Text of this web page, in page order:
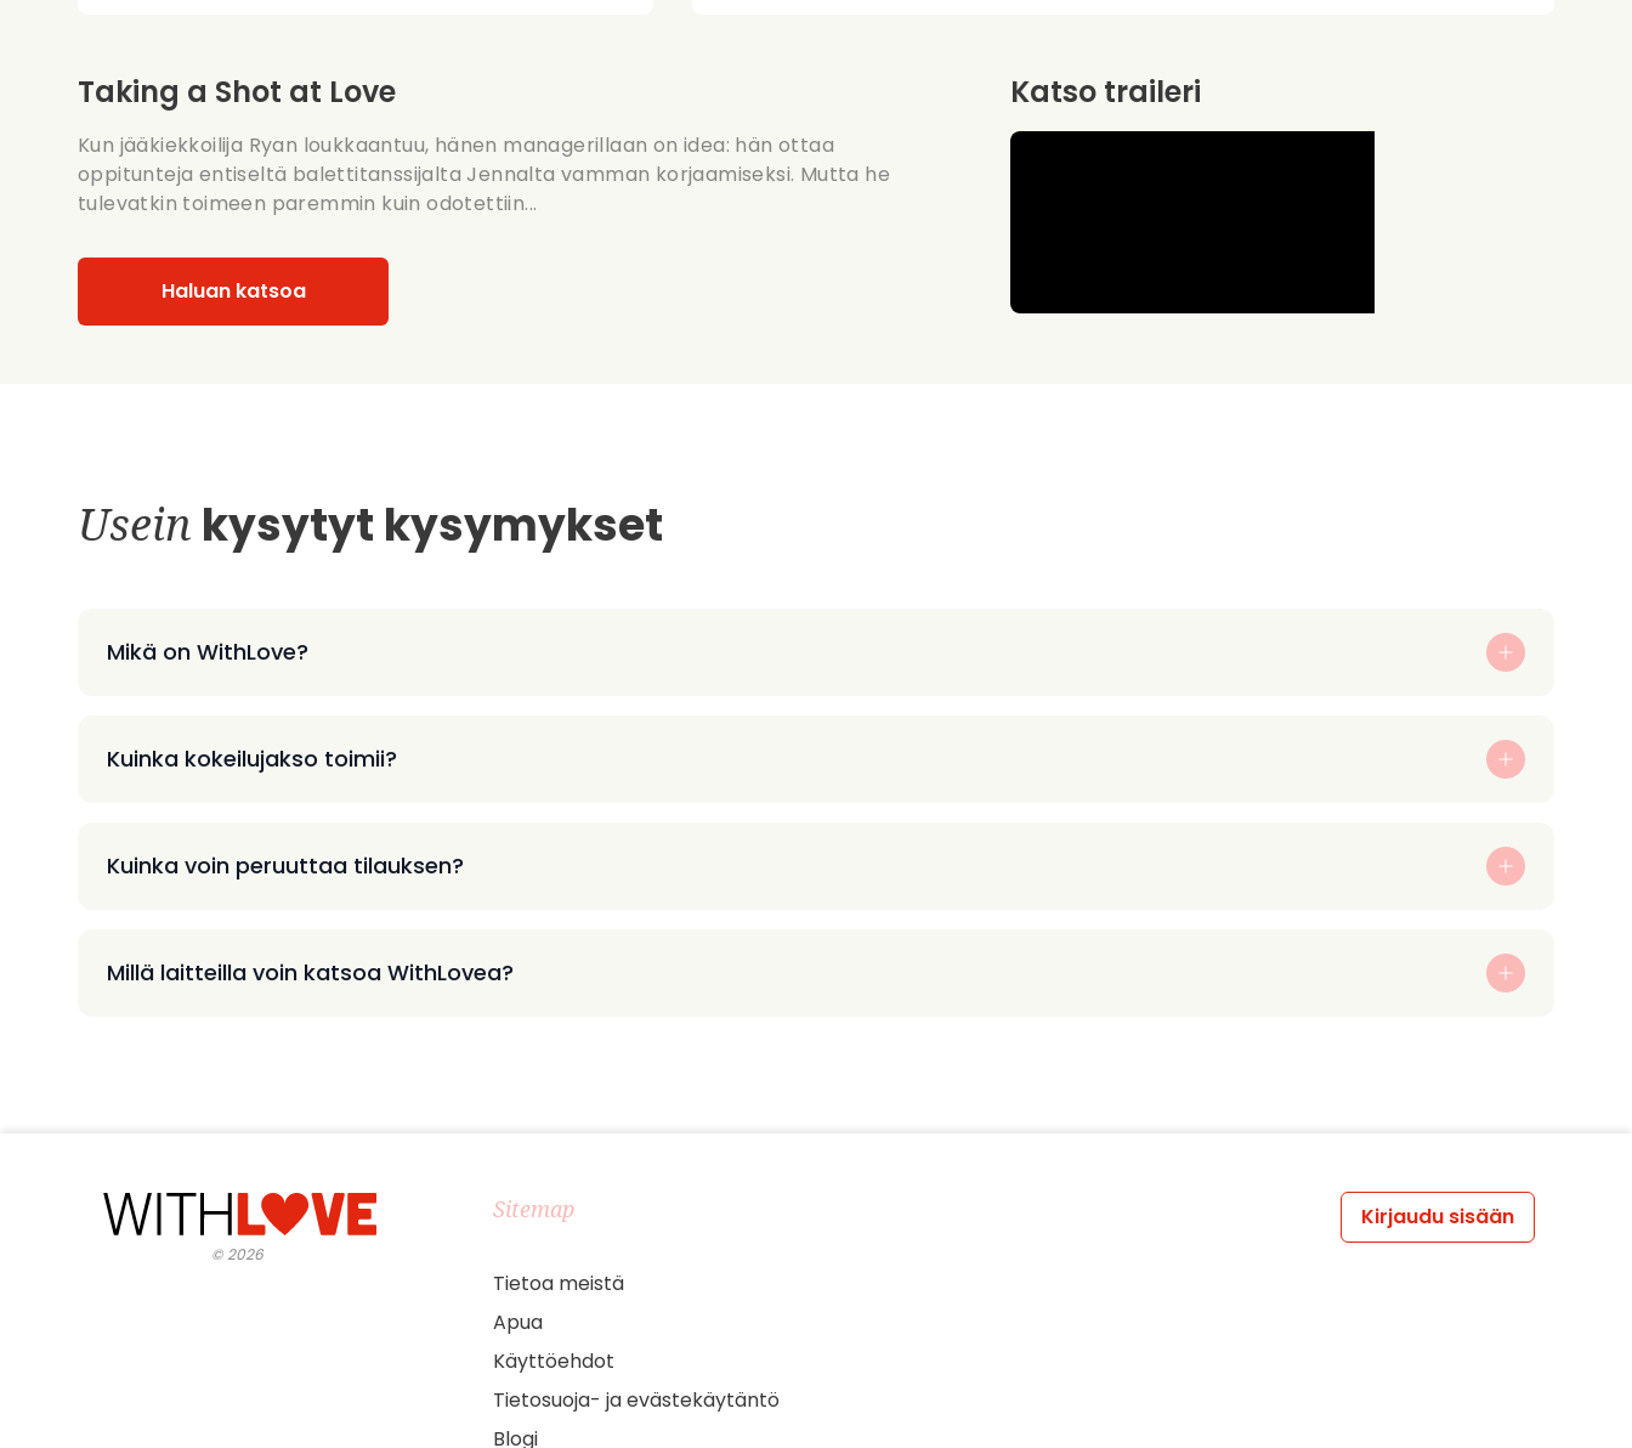
Taking a Shot at Love
Kun jääkiekkoilija Ryan loukkaantuu, hänen managerillaan on idea: hän ottaa
oppitunteja entiseltä balettitanssijalta Jennalta vamman korjaamiseksi. Mutta he
tulevatkin toimeen paremmin kuin odotettiin...
Haluan katsoa
Katso traileri
Usein kysytyt kysymykset
Mikä on WithLove?
Kuinka kokeilujakso toimii?
Kuinka voin peruuttaa tilauksen?
Millä laitteilla voin katsoa WithLovea?
©2026
Sitemap
Tietoa meistä
Apua
Käyttöehdot
Tietosuoja- ja evästekäytäntö
Blogi
Kirjaudu sisään